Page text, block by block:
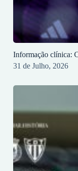
Informação clínica:
31 de Julho, 2026